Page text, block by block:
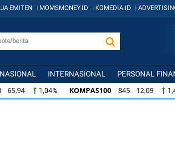
EMITEN | MOMSMONEY.ID | KGMEDIA.ID |
NASIONAL INTERNASIONAL PERSONAL
65,94 1,04% KOMPAS100 845 12,09
845 12,09 1,45% LQ45 640 9,44